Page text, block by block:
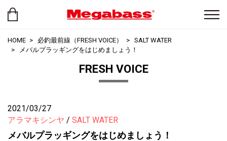
HOME 必釣最前線（FRESH VOICE）
SALT WATER
メバルプラッギングをはじめましょう！
FRESH VOICE
2021/03/27
アラマキシンヤ
SALT WATER
メバルプラッギングをはじめましょう！